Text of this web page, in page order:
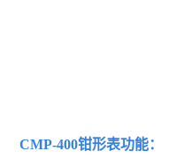
CMP-400钳形表功能：